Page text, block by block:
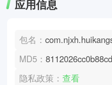
应用信息
包名：
MD5：
隐私政策：查看